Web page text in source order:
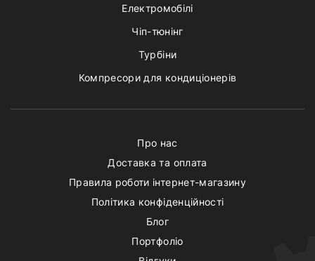
Електромобілі
Чіп-тюнінг
Турбіни
Компресори для кондиціонерів
Про нас
Доставка та оплата
Правила роботи інтернет-магазину
Політика конфіденційності
Блог
Портфоліо